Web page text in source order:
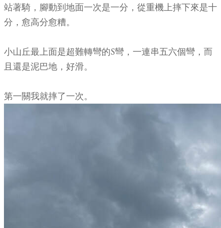
站著騎，腳動到地面一次是一分，從重機上摔下來是十
分，愈高分愈糟。
小山丘最上面是超難轉彎的S彎，一連串五六個彎，而
且還是泥巴地，好滑。
第一關我就摔了一次。